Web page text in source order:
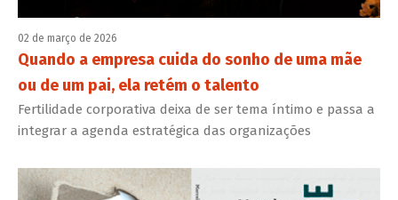
02 de março de 2026
Quando a empresa cuida do sonho de uma mãe
ou de um pai, ela retém o talento
Fertilidade corporativa deixa de ser tema íntimo e passa a
integrar a agenda estratégica das organizações